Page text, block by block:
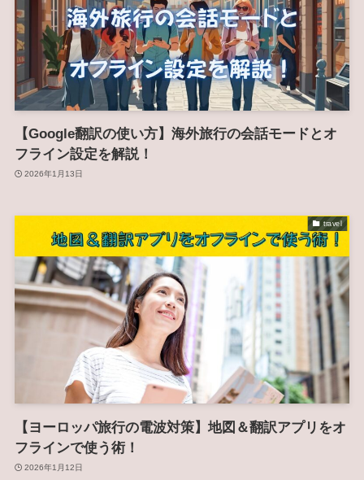
【Google翻訳の使い方】海外旅行の会話モードとオ
フライン設定を解説！
2026年1月13日
travel
【ヨーロッパ旅行の電波対策】地図＆翻訳アプリをオ
フラインで使う術！
2026年1月12日